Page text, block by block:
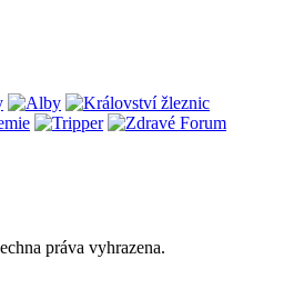
práva vyhrazena.